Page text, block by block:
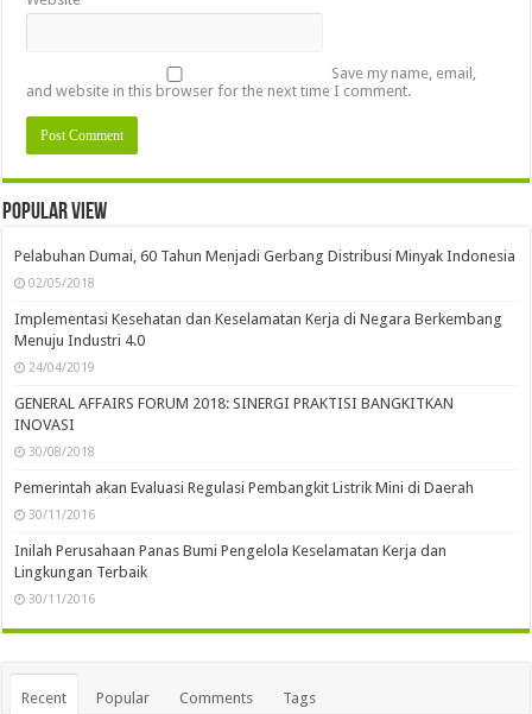
Save my name, email,
and website in this browser for the next time I comment.
Popular view
Pelabuhan Dumai, 60 Tahun Menjadi Gerbang Distribusi Minyak Indonesia
02/05/2018
Implementasi Kesehatan dan Keselamatan Kerja di Negara Berkembang
Menuju Industri 4.0
24/04/2019
GENERAL AFFAIRS FORUM 2018: SINERGI PRAKTISI BANGKITKAN
INOVASI
30/08/2018
Pemerintah akan Evaluasi Regulasi Pembangkit Listrik Mini di Daerah
30/11/2016
Inilah Perusahaan Panas Bumi Pengelola Keselamatan Kerja dan
Lingkungan Terbaik
30/11/2016
Recent Popular Comments Tags